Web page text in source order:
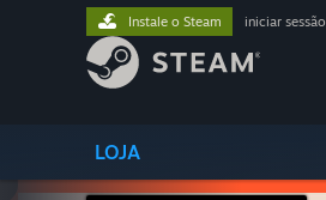
LOJA
Instale o Steam iniciar sessão